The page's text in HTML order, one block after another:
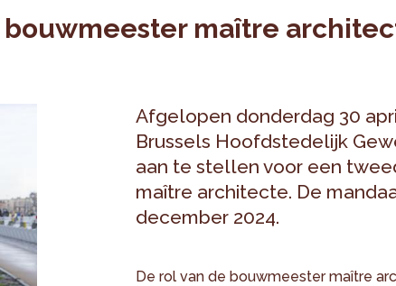
bouwmeester maître
Afgelopen donderdag 30
Brussels Hoofdstedelijk
aan te stellen voor een
maître architecte. De
december 2024.
De rol van de bouwmeester maître